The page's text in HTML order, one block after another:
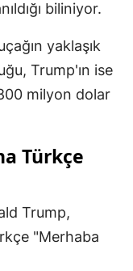
biliniyor.
yaklaşık
Trump'ın ise
milyon dolar
Türkçe
Trump,
"Merhaba